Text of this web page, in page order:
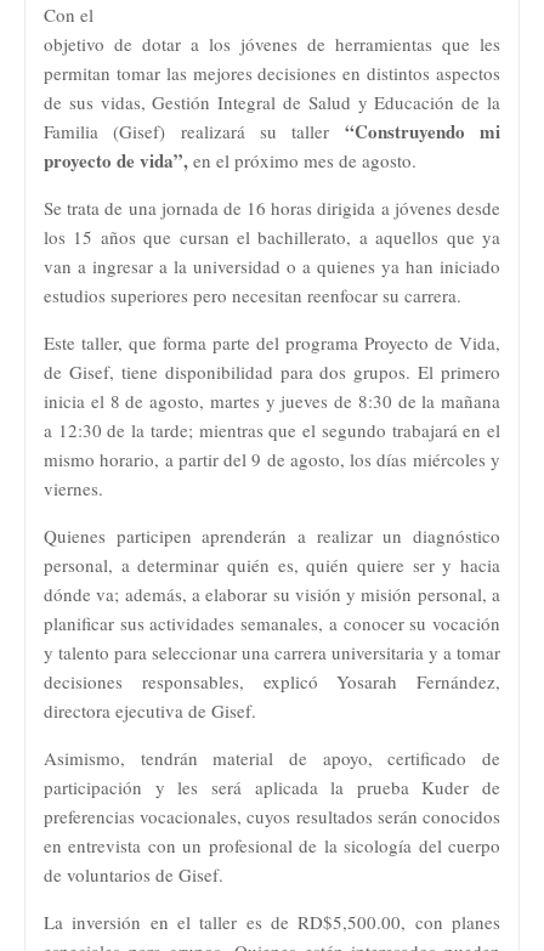
Con el
objetivo de dotar a los jóvenes de herramientas que les
permitan tomar las mejores decisiones en distintos aspectos
de sus vidas, Gestión Integral de Salud y Educación de la
Familia (Gisef) realizará su taller “Construyendo mi
proyecto de vida”, en el próximo mes de agosto.
Se trata de una jornada de 16 horas dirigida a jóvenes desde
los 15 años que cursan el bachillerato, a aquellos que ya
van a ingresar a la universidad o a quienes ya han iniciado
estudios superiores pero necesitan reenfocar su carrera.
Este taller, que forma parte del programa Proyecto de Vida,
de Gisef, tiene disponibilidad para dos grupos. El primero
inicia el 8 de agosto, martes y jueves de 8:30 de la mañana
a 12:30 de la tarde; mientras que el segundo trabajará en el
mismo horario, a partir del 9 de agosto, los días miércoles y
viernes.
Quienes participen aprenderán a realizar un diagnóstico
personal, a determinar quién es, quién quiere ser y hacia
dónde va; además, a elaborar su visión y misión personal, a
planificar sus actividades semanales, a conocer su vocación
y talento para seleccionar una carrera universitaria y a tomar
decisiones responsables, explicó Yosarah Fernández,
directora ejecutiva de Gisef.
Asimismo, tendrán material de apoyo, certificado de
participación y les será aplicada la prueba Kuder de
preferencias vocacionales, cuyos resultados serán conocidos
en entrevista con un profesional de la sicología del cuerpo
de voluntarios de Gisef.
La inversión en el taller es de RD$5,500.00, con planes